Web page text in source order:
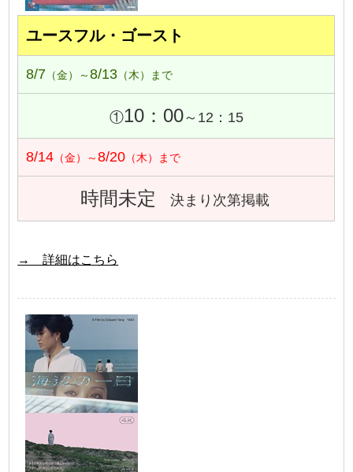
ユースフル・ゴースト
8/7 （金）～8/13 （木）まで
①10：00～12：15
8/14 （金）～8/20 （木）まで
時間未定 決まり次第掲載
→ 詳細はこちら